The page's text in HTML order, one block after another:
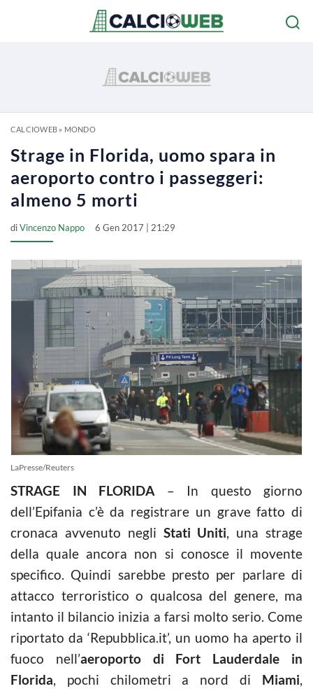
CALCIOWEB» MONDO
Strage in Florida, uomo spara in
aeroporto contro i passeggeri:
almeno 5 morti
diVincenzo Nappo 6 Gen 2017 | 21:29
LaPresse/Reuters
STRAGE IN FLORIDA – In questo giorno
dell’Epifania c’è da registrare un grave fatto di
cronaca avvenuto negli Stati Uniti, una strage
della quale ancora non si conosce il movente
specifico. Quindi sarebbe presto per parlare di
attacco terroristico o qualcosa del genere, ma
intanto il bilancio inizia a farsi molto serio. Come
riportato da ‘Repubblica.it’, un uomo ha aperto il
fuoco nell’aeroporto di Fort Lauderdale in
Florida, pochi chilometri a nord di Miami,